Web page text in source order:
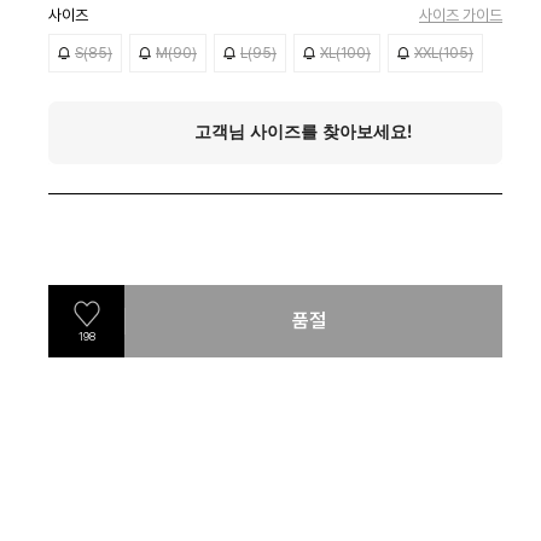
사이즈 사이즈 가이드
S(85) M(90) L(95) XL(100) XXL(105)
198
품절